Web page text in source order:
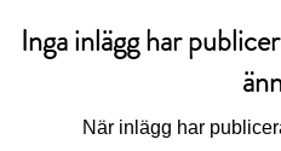
Inga inlägg har
När inlägg har